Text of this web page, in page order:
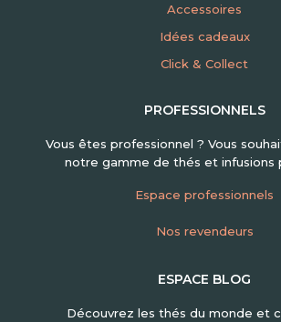
Accessoires
Idées cadeaux
Click & Collect
PROFESSIONNELS
Vous êtes professionnel ? Vous
notre gamme de thés et infusions
Espace professionnels
Nos revendeurs
ESPACE BLOG
Découvrez les thés du monde et